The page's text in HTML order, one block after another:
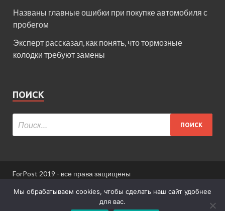
Названы главные ошибки при покупке автомобиля с
пробегом
Эксперт рассказал, как понять, что тормозные
колодки требуют замены
ПОИСК
ForPost 2019 - все права защищены
При использовании материалов сайта ссылка
Мы обрабатываем cookies, чтобы сделать наш сайт удобнее
для вас.